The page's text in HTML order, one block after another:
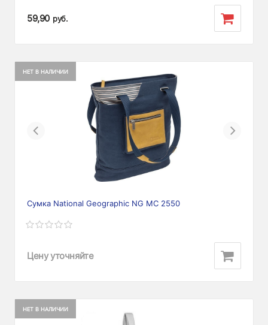
59,90 руб.
НЕТ В НАЛИЧИИ
Previous Next
Сумка National Geographic NG MC 2550
Цену уточняйте
НЕТ В НАЛИЧИИ